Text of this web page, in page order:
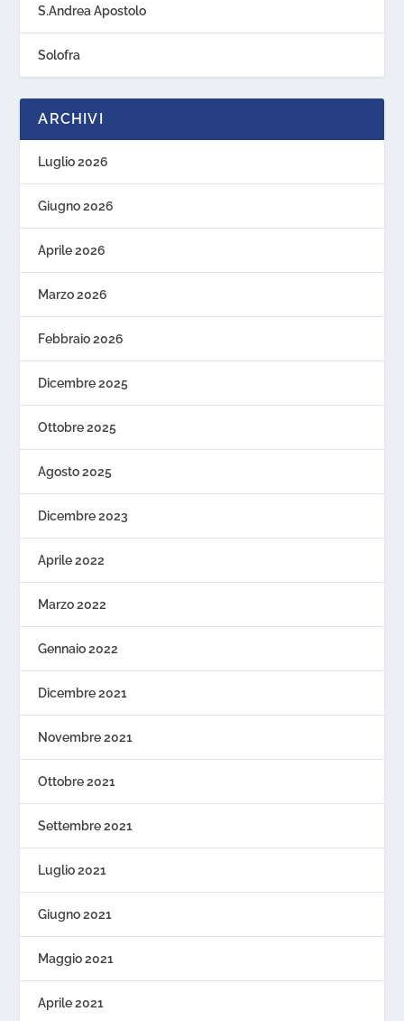
S.Andrea Apostolo
Solofra
ARCHIVI
Luglio 2026
Giugno 2026
Aprile 2026
Marzo 2026
Febbraio 2026
Dicembre 2025
Ottobre 2025
Agosto 2025
Dicembre 2023
Aprile 2022
Marzo 2022
Gennaio 2022
Dicembre 2021
Novembre 2021
Ottobre 2021
Settembre 2021
Luglio 2021
Giugno 2021
Maggio 2021
Aprile 2021